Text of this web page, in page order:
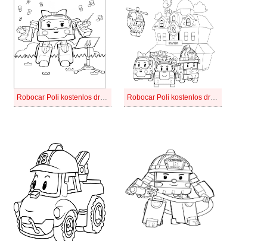
Robocar Poli kostenlos druckbar für Kinder Robocar Poli kostenlos druckbar schlicht